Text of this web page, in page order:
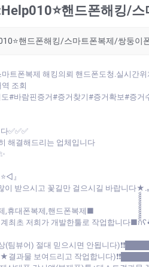
핸드폰해킹/
핸드폰해킹/스마트폰복제/쌍둥이
트폰복제 해킹의뢰 핸드폰도청.실시간
조회
#바람핀증거#증거찾기#증거확보#증
✅✅✅
해결해드리는 업체입니다
』
받으시고 꽃길만 걸으시길 바랍니다
,휴대폰복제,핸드폰복제■
초 저희가 개발한툴로 작업합니다■ก็็็็็็็็็็็็็
(팀뷰어) 절대 믿으시면 안됩니다
과물 보여드리고 작업합니다